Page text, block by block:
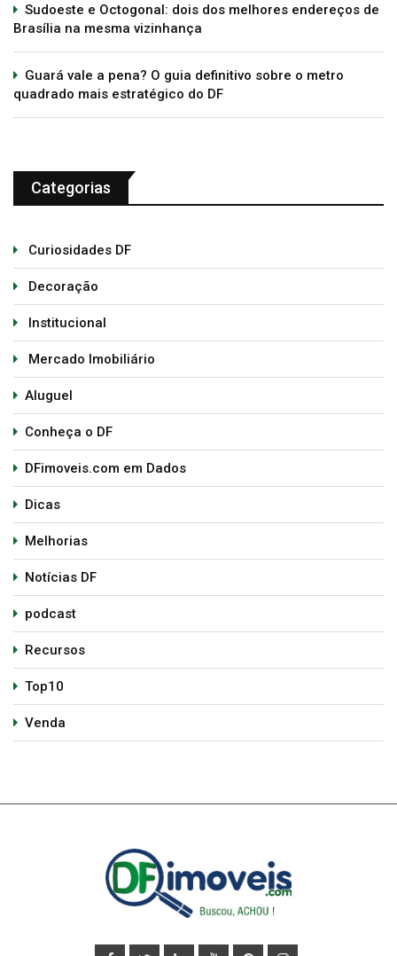
Sudoeste e Octogonal: dois dos melhores endereços de
Brasília na mesma vizinhança
Guará vale a pena? O guia definitivo sobre o metro
quadrado mais estratégico do DF
Categorias
Curiosidades DF
Decoração
Institucional
Mercado Imobiliário
Aluguel
Conheça o DF
DFimoveis.com em Dados
Dicas
Melhorias
Notícias DF
podcast
Recursos
Top10
Venda